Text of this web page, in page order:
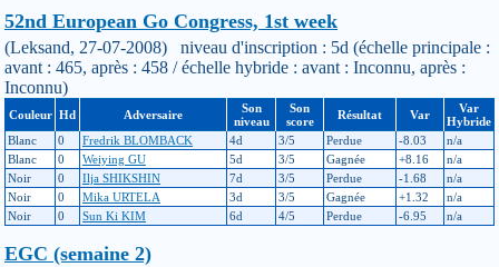
52nd European Go Congress, 1st week
(Leksand, 27-07-2008) niveau d'inscription : 5d (échelle principale :
avant : 465, après : 458 / échelle hybride : avant : Inconnu, après :
Inconnu)
Couleur Hd Adversaire
Son
niveau
Son
score
Résultat Var
Var
Hybride
Blanc
0 Fredrik BLOMBACK 4d 3/5 Perdue -8.03
n/a
Blanc
0 Weiying GU 5d 3/5 Gagnée +8.16
n/a
Noir
0 Ilja SHIKSHIN 7d 3/5 Perdue -1.68
n/a
Noir
0 Mika URTELA 3d 3/5 Gagnée +1.32
n/a
Noir
0 Sun Ki KIM 6d 4/5 Perdue -6.95 n/a
EGC (semaine 2)